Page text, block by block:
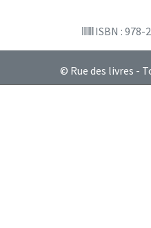
ISBN : 978-
© Rue des livres -